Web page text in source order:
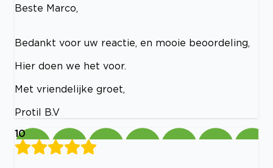
Beste Marco,
Bedankt voor uw reactie, en mooie beoordeling,
Hier doen we het voor.
Met vriendelijke groet,
Protil B.V
10